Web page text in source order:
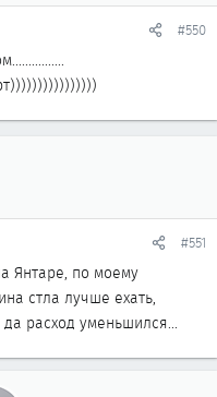
#550
#551
Янтаре, по моему
стла лучше ехать,
расход уменьшился...